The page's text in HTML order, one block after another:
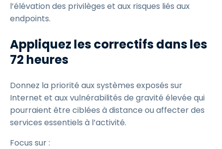
l’élévation des privilèges et aux risques liés aux
endpoints.
Appliquez les correctifs dans les
72 heures
Donnez la priorité aux systèmes exposés sur
Internet et aux vulnérabilités de gravité élevée qui
pourraient être ciblées à distance ou affecter des
services essentiels à l’activité.
Focus sur :